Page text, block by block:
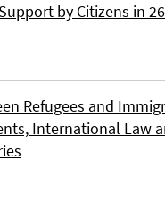
by Citizens in
Refugees and
International Law